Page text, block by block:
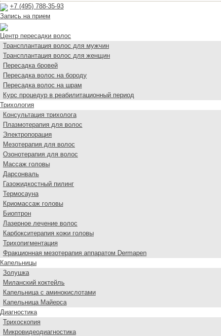
+7 (495) 788-35-93
Запись на прием
Центр пересадки волос
Трансплантация волос для мужчин
Трансплантация волос для женщин
Пересадка бровей
Пересадка волос на бороду
Пересадка волос на шрам
Курс процедур в реабилитационный период
Трихология
Консультация трихолога
Плазмотерапия для волос
Электропорация
Мезотерапия для волос
Озонотерапия для волос
Массаж головы
Дарсонваль
Газожидкостный пилинг
Термосауна
Криомассаж головы
Биоптрон
Лазерное лечение волос
Карбокситерапия кожи головы
Трихопигментация
Фракционная мезотерапия аппаратом Dermapen
Капельницы
Золушка
Миланский коктейль
Капельница с аминокислотами
Капельница Майерса
Диагностика
Трихоскопия
Микровидеодиагностика